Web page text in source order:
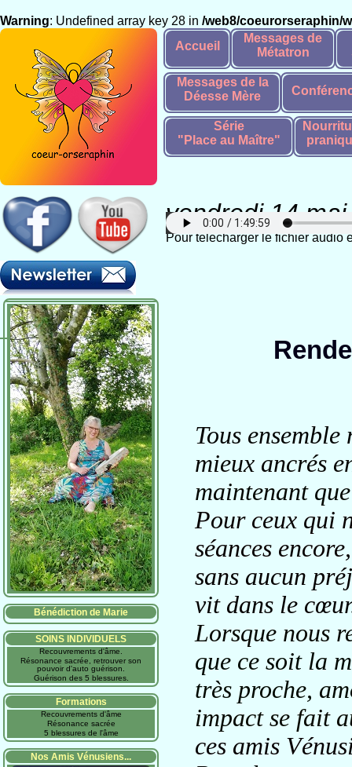
Warning: Undefined array key 28 in /web8/coeurorseraphin/
Bénédiction de Marie
SOINS INDIVIDUELS
Recouvrements d'âme.
Résonance sacrée, retrouver son
pouvoir d'auto guérison.
Guérison des 5 blessures.
Formations
Recouvrements d'âme
Résonance sacrée
5 blessures de l'âme
Nos Amis Vénusiens...
Accueil
Messages de
Métatron
Messages de la
Déesse Mère
Série
"Place au Maître"
vendredi 14
Pour télécharger le fichier audio
Tous
mieux ancrés
maintenant
Pour ceux qui
séances
sans aucun
vit dans le
Lorsque nous
que ce soit la
très proche,
impact se fait
ces amis